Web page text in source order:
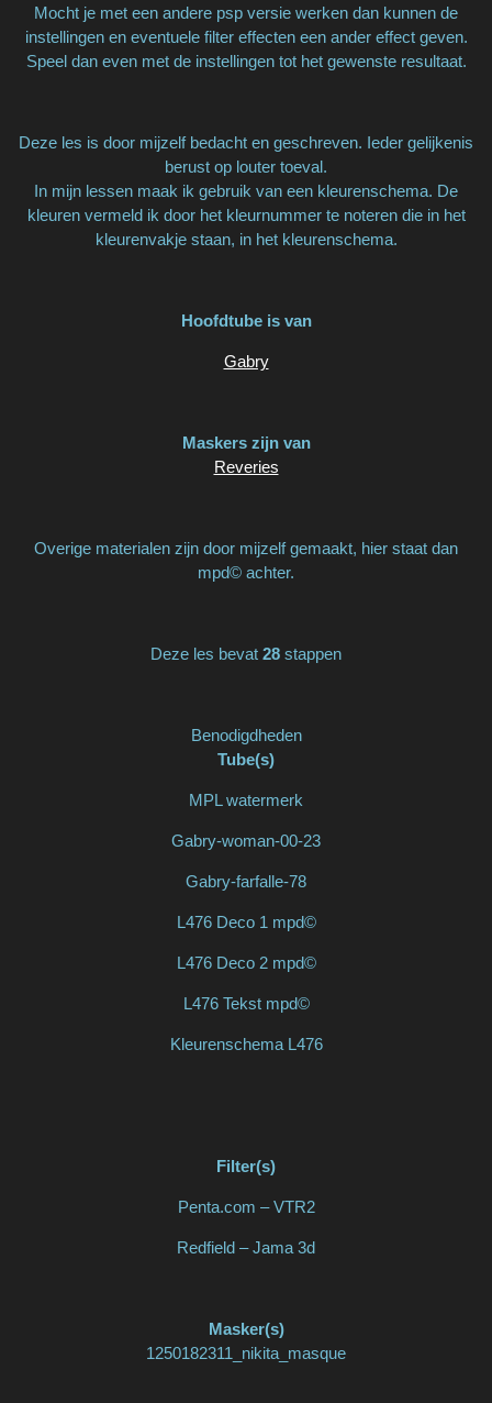
Mocht je met een andere psp versie werken dan kunnen de
instellingen en eventuele filter effecten een ander effect geven.
Speel dan even met de instellingen tot het gewenste resultaat.
Deze les is door mijzelf bedacht en geschreven. Ieder gelijkenis
berust op louter toeval.
In mijn lessen maak ik gebruik van een kleurenschema. De
kleuren vermeld ik door het kleurnummer te noteren die in het
kleurenvakje staan, in het kleurenschema.
Hoofdtube is van
Gabry
Maskers zijn van
Reveries
Overige materialen zijn door mijzelf gemaakt, hier staat dan
mpd© achter.
Deze les bevat 28 stappen
Benodigdheden
Tube(s)
MPL watermerk
Gabry-woman-00-23
Gabry-farfalle-78
L476 Deco 1 mpd©
L476 Deco 2 mpd©
L476 Tekst mpd©
Kleurenschema L476
Filter(s)
Penta.com – VTR2
Redfield – Jama 3d
Masker(s)
1250182311_nikita_masque